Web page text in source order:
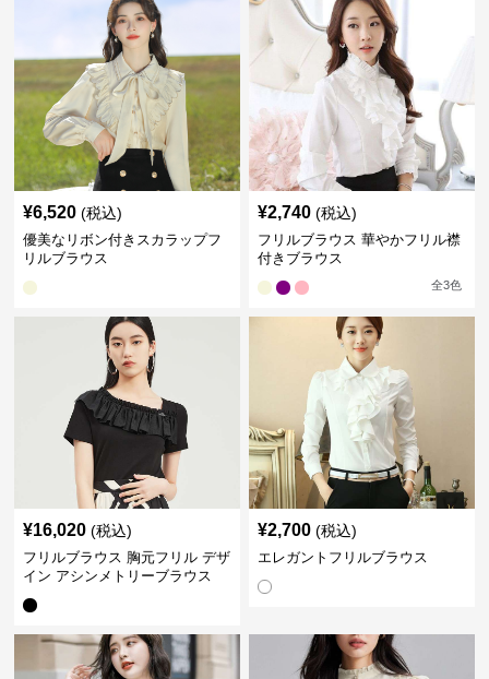
¥6,520 (税込)
優美なリボン付きスカラップフ
リルブラウス
¥2,740 (税込)
フリルブラウス 華やかフリル襟
付きブラウス
全3色
¥16,020 (税込)
フリルブラウス 胸元フリル デザ
イン アシンメトリーブラウス
¥2,700 (税込)
エレガントフリルブラウス